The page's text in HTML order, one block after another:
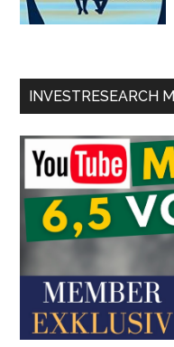
INVESTRESEARCH